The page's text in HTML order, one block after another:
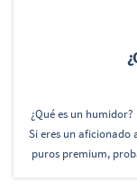
¿Qué es un
Si eres un aficionado
puros premium,